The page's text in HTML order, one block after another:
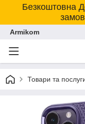
Безкоштовна
Armikom
Товари та